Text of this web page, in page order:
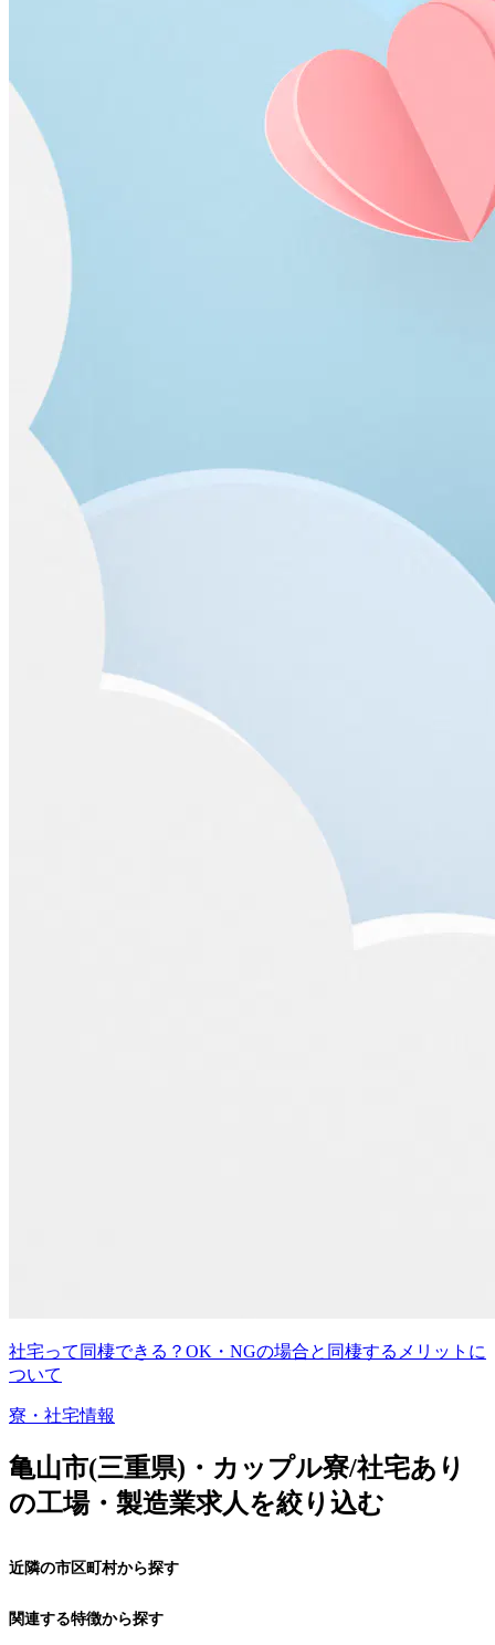
社宅って同棲できる？OK・NGの場合と同棲するメリットに
ついて
寮・社宅情報
亀山市(三重県)・カップル寮/社宅あり
の工場・製造業求人を絞り込む
近隣の市区町村から探す
関連する特徴から探す